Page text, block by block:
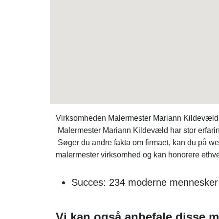
Virksomheden Malermester Mariann
Malermester Mariann Kildevæld har stor
Søger du andre fakta om firmaet, kan du på
malermester virksomhed og kan honorere
Succes: 234 moderne